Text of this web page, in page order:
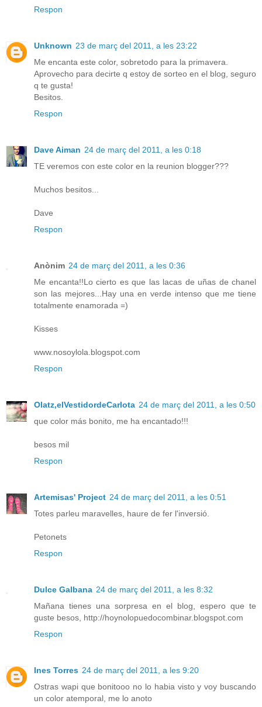
Respon
Unknown 23 de març del 2011, a les 23:22
Me encanta este color, sobretodo para la primavera.
Aprovecho para decirte q estoy de sorteo en el blog, seguro
q te gusta!
Besitos.
Respon
Dave Aiman 24 de març del 2011, a les 0:18
TE veremos con este color en la reunion blogger???
Muchos besitos...
Dave
Respon
Anònim 24 de març del 2011, a les 0:36
Me encanta!!Lo cierto es que las lacas de uñas de chanel
son las mejores...Hay una en verde intenso que me tiene
totalmente enamorada =)
Kisses
www.nosoylola.blogspot.com
Respon
Olatz,elVestidordeCarlota 24 de març del 2011, a les 0:50
que color más bonito, me ha encantado!!!
besos mil
Respon
Artemisas' Project 24 de març del 2011, a les 0:51
Totes parleu maravelles, haure de fer l'inversió.
Petonets
Respon
Dulce Galbana 24 de març del 2011, a les 8:32
Mañana tienes una sorpresa en el blog, espero que te
guste besos, http://hoynolopuedocombinar.blogspot.com
Respon
Ines Torres 24 de març del 2011, a les 9:20
Ostras wapi que bonitooo no lo habia visto y voy buscando
un color atemporal, me lo anoto